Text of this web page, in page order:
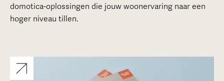
domotica-oplossingen die jouw woonervaring naar een
hoger niveau tillen.